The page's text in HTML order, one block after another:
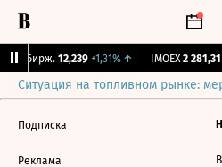
Бирж. 12,239 +1,31%↑ IMOEX 2 281,31
Ситуация на топливном рынке:
Подписка
Реклама